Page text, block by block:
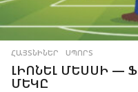
ՀԱՅՏՆԻՆԵՐ ,ՍՊՈՐՏ
ԼԻՈՆԵԼ ՄԵՍՍԻ —
ՄԵԿԸ